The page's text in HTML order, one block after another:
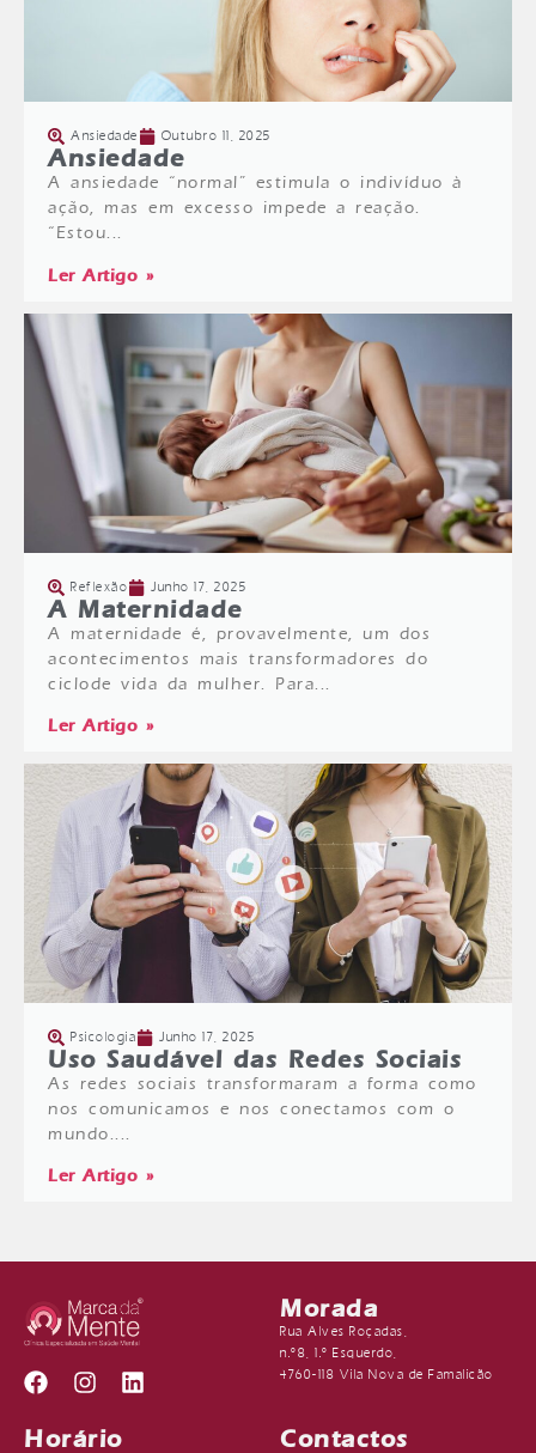
Ansiedade Outubro 11, 2025
Ansiedade
A ansiedade “normal” estimula o indivíduo à
ação, mas em excesso impede a reação.
“Estou...
Ler Artigo »
Reflexão Junho 17, 2025
A Maternidade
A maternidade é, provavelmente, um dos
acontecimentos mais transformadores do
ciclode vida da mulher. Para...
Ler Artigo »
Psicologia Junho 17, 2025
Uso Saudável das Redes Sociais
As redes sociais transformaram a forma como
nos comunicamos e nos conectamos com o
mundo....
Ler Artigo »
Morada
Rua Alves Roçadas,
n.º8, 1.º Esquerdo,
4760-118 Vila Nova de Famalicão
Horário Contactos